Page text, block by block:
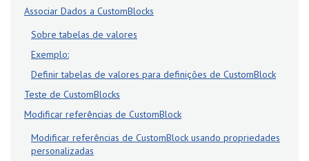
Associar Dados a CustomBlocks
Sobre tabelas de valores
Exemplo:
Definir tabelas de valores para definições de CustomBlock
Teste de CustomBlocks
Modificar referências de CustomBlock
Modificar referências de CustomBlock usando propriedades
personalizadas